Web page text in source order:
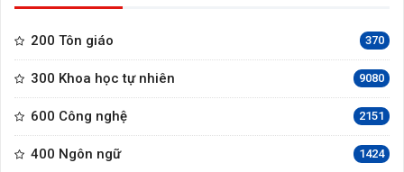
200 Tôn giáo 370
300 Khoa học tự nhiên 9080
600 Công nghệ 2151
400 Ngôn ngữ 1424